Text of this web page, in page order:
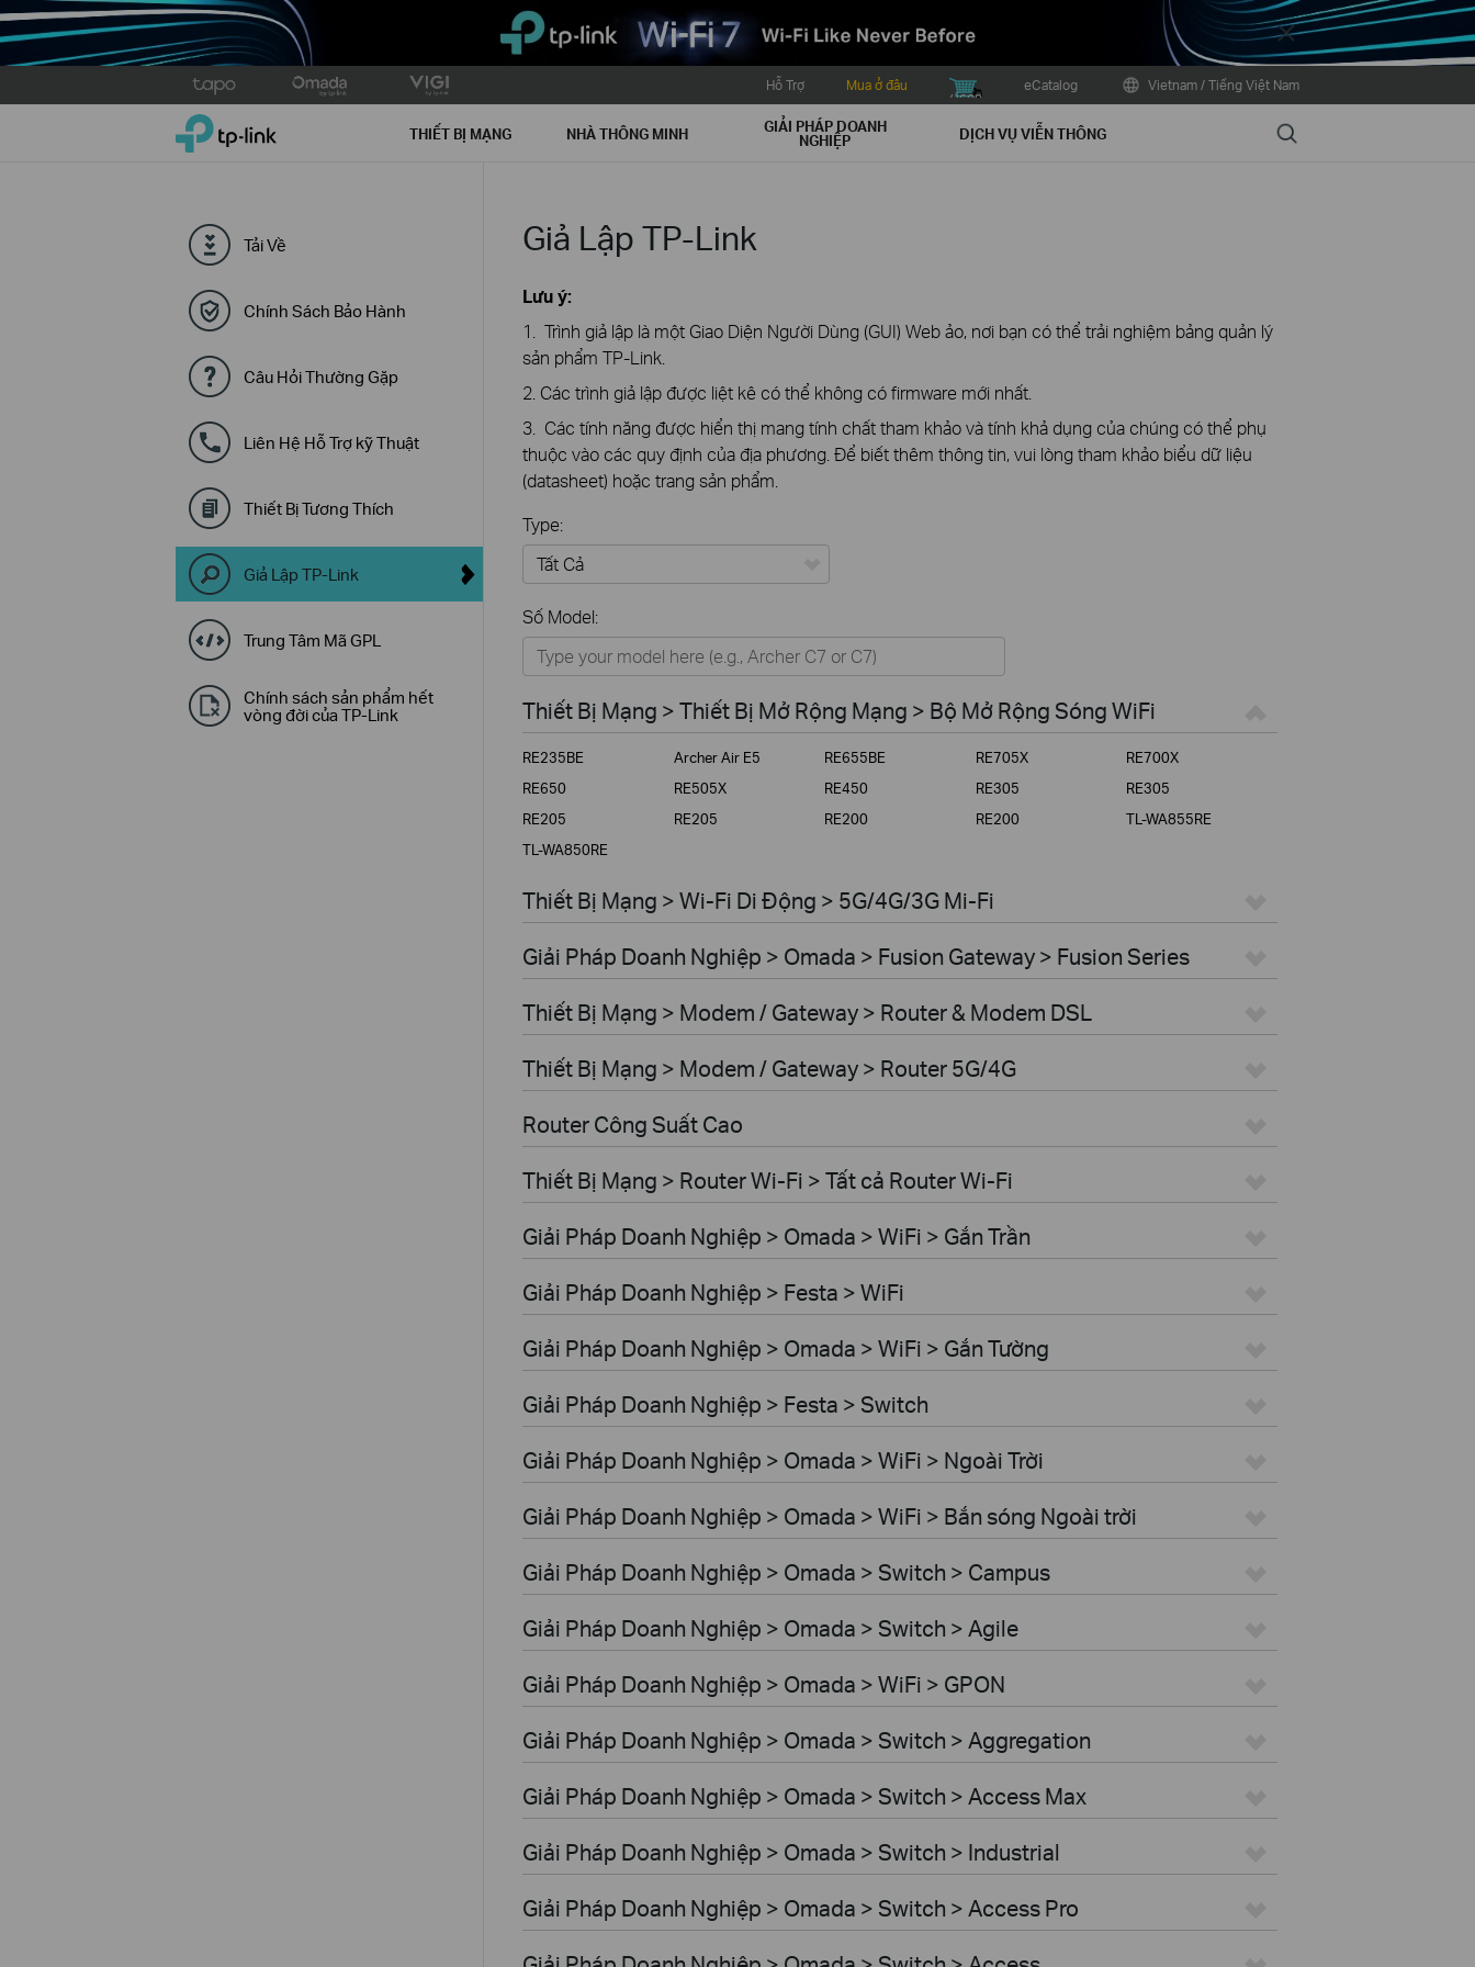
Close
to
Hỗ Trợ Mua ở đâu
buy icon
eCatalog Vietnam / Tiếng Việt Nam
TP-Link, Reliably Smart THIẾT BỊ MẠNG NHÀ THÔNG MINH GIẢI PHÁP DOANH
NGHIỆP DỊCH VỤ VIỄN THÔNG Search
Tải Về
Chính Sách Bảo Hành
Câu Hỏi Thường Gặp
Liên Hệ Hỗ Trợ kỹ Thuật
Thiết Bị Tương Thích
Giả Lập TP-Link
Trung Tâm Mã GPL
Chính sách sản phẩm hết
vòng đời của TP-Link
Giả Lập TP-Link
Lưu ý:
1. Trình giả lập là một Giao Diện Người Dùng (GUI) Web ảo, nơi bạn có thể trải nghiệm bảng quản lý
sản phẩm TP-Link.
2. Các trình giả lập được liệt kê có thể không có firmware mới nhất.
3. Các tính năng được hiển thị mang tính chất tham khảo và tính khả dụng của chúng có thể phụ
thuộc vào các quy định của địa phương. Để biết thêm thông tin, vui lòng tham khảo biểu dữ liệu
(datasheet) hoặc trang sản phẩm.
Type:
Tất Cả
Thiết Bị Mạng
Nhà Thông Minh
Giải Pháp Doanh Nghiệp
Dịch Vụ Viễn Thông
Số Model:
Thiết Bị Mạng > Thiết Bị Mở Rộng Mạng > Bộ Mở Rộng Sóng WiFi
RE235BE Archer Air E5 RE655BE RE705X
RE700X
RE650
RE505X RE450 RE305
RE305
RE205
RE205 RE200 RE200
TL-WA855RE
TL-WA850RE
Thiết Bị Mạng > Wi-Fi Di Động > 5G/4G/3G Mi-Fi
Giải Pháp Doanh Nghiệp > Omada > Fusion Gateway > Fusion Series
Thiết Bị Mạng > Modem / Gateway > Router & Modem DSL
Thiết Bị Mạng > Modem / Gateway > Router 5G/4G
Router Công Suất Cao
Thiết Bị Mạng > Router Wi-Fi > Tất cả Router Wi-Fi
Giải Pháp Doanh Nghiệp > Omada > WiFi > Gắn Trần
Giải Pháp Doanh Nghiệp > Festa > WiFi
Giải Pháp Doanh Nghiệp > Omada > WiFi > Gắn Tường
Giải Pháp Doanh Nghiệp > Festa > Switch
Giải Pháp Doanh Nghiệp > Omada > WiFi > Ngoài Trời
Giải Pháp Doanh Nghiệp > Omada > WiFi > Bắn sóng Ngoài trời
Giải Pháp Doanh Nghiệp > Omada > Switch > Campus
Giải Pháp Doanh Nghiệp > Omada > Switch > Agile
Giải Pháp Doanh Nghiệp > Omada > WiFi > GPON
Giải Pháp Doanh Nghiệp > Omada > Switch > Aggregation
Giải Pháp Doanh Nghiệp > Omada > Switch > Access Max
Giải Pháp Doanh Nghiệp > Omada > Switch > Industrial
Giải Pháp Doanh Nghiệp > Omada > Switch > Access Pro